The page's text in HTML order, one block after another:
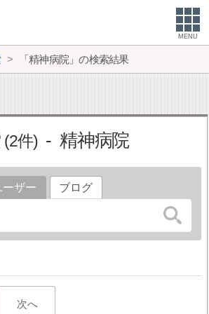
MENU
「精神病院」の検索結果
2 精神病院
ーザー ブログ
次へ